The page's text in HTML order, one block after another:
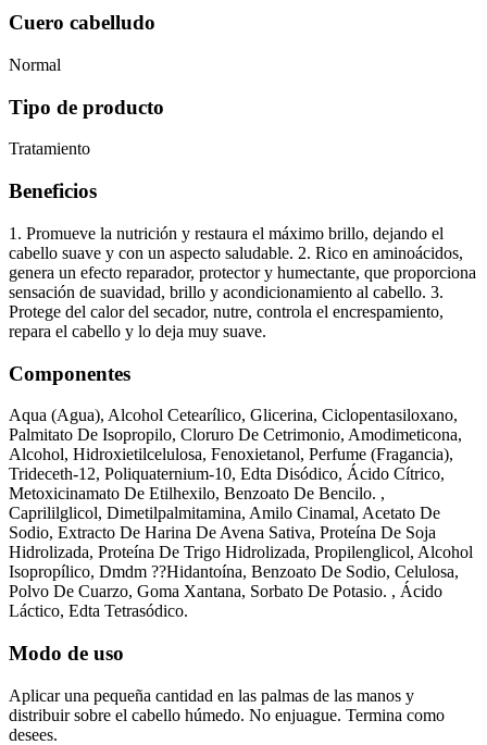
Cuero cabelludo
Normal
Tipo de producto
Tratamiento
Beneficios
1. Promueve la nutrición y restaura el máximo brillo, dejando el
cabello suave y con un aspecto saludable. 2. Rico en aminoácidos,
genera un efecto reparador, protector y humectante, que proporciona
sensación de suavidad, brillo y acondicionamiento al cabello. 3.
Protege del calor del secador, nutre, controla el encrespamiento,
repara el cabello y lo deja muy suave.
Componentes
Aqua (Agua), Alcohol Cetearílico, Glicerina, Ciclopentasiloxano,
Palmitato De Isopropilo, Cloruro De Cetrimonio, Amodimeticona,
Alcohol, Hidroxietilcelulosa, Fenoxietanol, Perfume (Fragancia),
Trideceth-12, Poliquaternium-10, Edta Disódico, Ácido Cítrico,
Metoxicinamato De Etilhexilo, Benzoato De Bencilo. ,
Caprililglicol, Dimetilpalmitamina, Amilo Cinamal, Acetato De
Sodio, Extracto De Harina De Avena Sativa, Proteína De Soja
Hidrolizada, Proteína De Trigo Hidrolizada, Propilenglicol, Alcohol
Isopropílico, Dmdm ??Hidantoína, Benzoato De Sodio, Celulosa,
Polvo De Cuarzo, Goma Xantana, Sorbato De Potasio. , Ácido
Láctico, Edta Tetrasódico.
Modo de uso
Aplicar una pequeña cantidad en las palmas de las manos y
distribuir sobre el cabello húmedo. No enjuague. Termina como
desees.